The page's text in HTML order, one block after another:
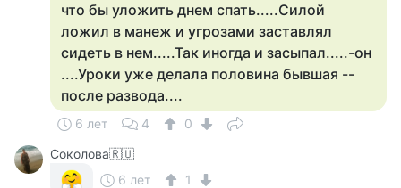
что бы уложить днем спать.....Силой
ложил в манеж и угрозами заставлял
сидеть в нем.....Так иногда и засыпал.....-он
....Уроки уже делала половина бывшая --
после развода....
6 лет 4
0
Соколова🇷🇺
6 лет
1